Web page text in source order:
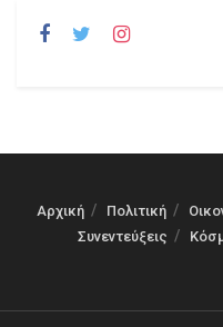
Αρχική Πολιτική
Συνεντεύξεις